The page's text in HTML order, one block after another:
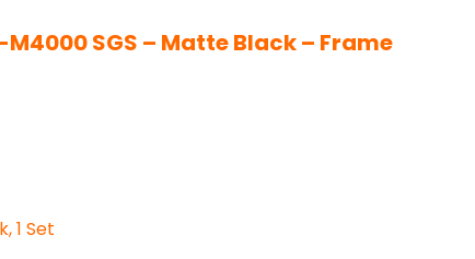
SGS – Matte Black – Frame